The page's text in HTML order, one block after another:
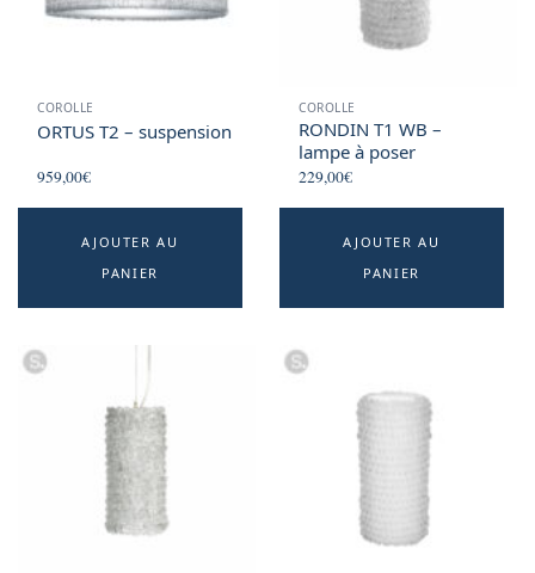
COROLLE
ORTUS T2 – suspension
959,00€
AJOUTER AU
PANIER
COROLLE
RONDIN T1 WB –
lampe à poser
229,00€
AJOUTER AU
PANIER